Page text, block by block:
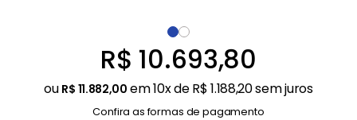
R$ 10.693,80
ou R$ 11.882,00 em10x deR$ 1.188,20sem juros
Confira as formas de pagamento